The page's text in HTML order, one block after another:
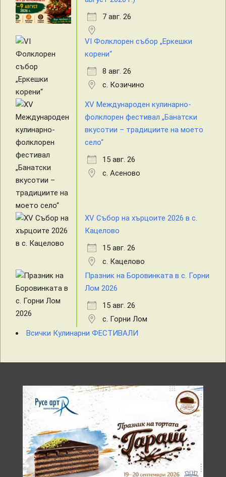
7 авг. 26
VI Фолклорен събор „Еркешки
корени“
8 авг. 26
с. Козичино
XV Международен кулинарно-
фолклорен фестивал „Банатски
вкусотии – традициите на моето
село“
15 авг. 26
с. Асеново
XV Събор на хърцоите 2026 в с.
Кацелово
15 авг. 26
с. Кацелово
Празник на Боровинката в с. Горни
Лом 2026
15 авг. 26
с. Горни Лом
Всички Кулинарни ФЕСТИВАЛИ